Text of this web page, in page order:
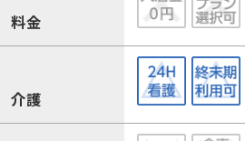
料金
介護